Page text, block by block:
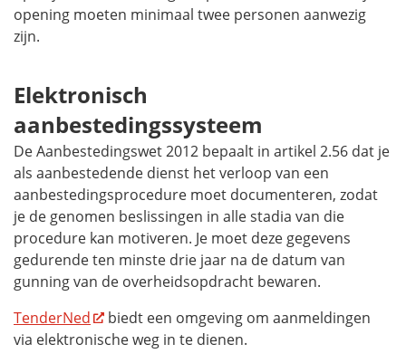
opening moeten minimaal twee personen aanwezig
zijn.
Elektronisch
aanbestedingssysteem
De Aanbestedingswet 2012 bepaalt in artikel 2.56 dat je
als aanbestedende dienst het verloop van een
aanbestedingsprocedure moet documenteren, zodat
je de genomen beslissingen in alle stadia van die
procedure kan motiveren. Je moet deze gegevens
gedurende ten minste drie jaar na de datum van
gunning van de overheidsopdracht bewaren.
TenderNed
biedt een omgeving om aanmeldingen
via elektronische weg in te dienen.